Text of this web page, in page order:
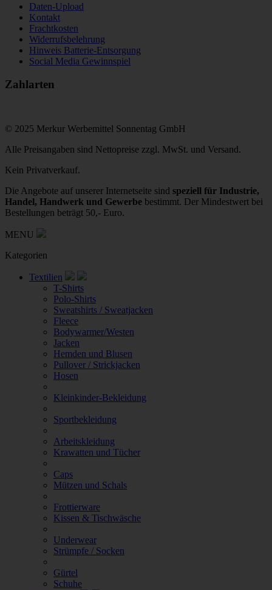
Daten-Upload
Kontakt
Frachtkosten
Widerrufsbelehrung
Hinweis Batterie-Entsorgung
Social Media Gewinnspiel
Zahlarten
© 2025 Merkur Werbemittel Sonnentag GmbH
Alle Preisangaben sind Nettopreise zzgl. MwSt. und Versand.
Kein Privatverkauf.
Die Angebote auf unserer Internetseite sind speziell für Industrie,
Handel, Handwerk und Gewerbe bestimmt. Der Mindestwert bei
Bestellungen beträgt 50,- Euro.
MENU
Kategorien
Textilien
T-Shirts
Polo-Shirts
Sweatshirts / Sweatjacken
Fleece
Bodywarmer/Westen
Jacken
Hemden und Blusen
Pullover / Strickjacken
Hosen
Kleinkinder-Bekleidung
Sportbekleidung
Arbeitskleidung
Krawatten und Tücher
Caps
Mützen und Schals
Frottierware
Kissen & Tischwäsche
Underwear
Strümpfe / Socken
Gürtel
Schuhe